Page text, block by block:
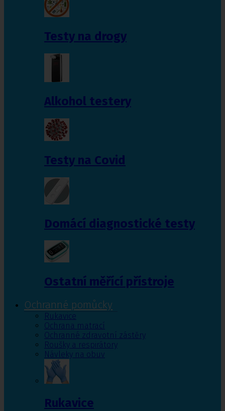
Testy na drogy
Alkohol testery
Testy na Covid
Domácí diagnostické testy
Ostatní měřící přístroje
Ochranné pomůcky
Rukavice
Ochrana matrací
Ochranné zdravotní zástěry
Roušky a respirátory
Návleky na obuv
Rukavice